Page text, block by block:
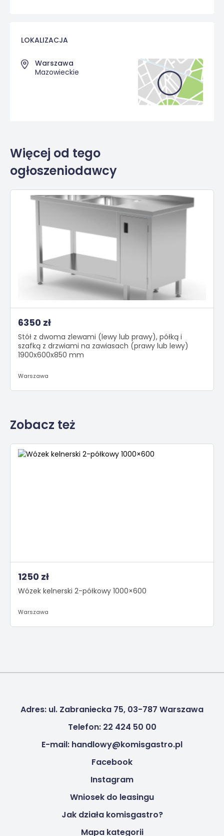
LOKALIZACJA
Warszawa
Mazowieckie
Więcej od tego
ogłoszeniodawcy
6350 zł
Stół z dwoma zlewami (lewy lub prawy), półką i
szafką z drzwiami na zawiasach (prawy lub lewy)
1900x600x850 mm
Warszawa
Zobacz też
1250 zł
Wózek kelnerski 2-półkowy 1000×600
Warszawa
Adres: ul. Zabraniecka 75, 03-787 Warszawa
Telefon: 22 424 50 00
E-mail: handlowy@komisgastro.pl
Facebook
Instagram
Wniosek do leasingu
Jak działa komisgastro?
Mapa kategorii